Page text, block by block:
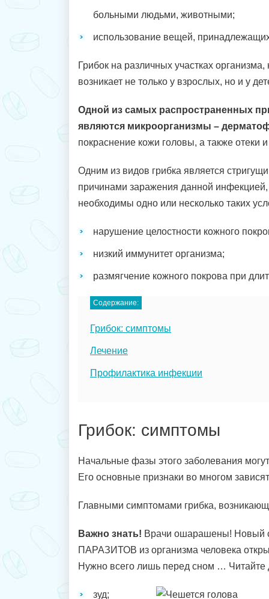
больными людьми, животными;
использование вещей,
Грибок на различных участках
возникает не только у взрослых, но и у
Одной из самых распространенных
являются микроорганизмы –
покраснение кожи головы, а также отеки
Одним из видов грибка является
причинами заражения данной
необходимы одно или несколько таких
нарушение целостности кожного
низкий иммунитет организма;
размягчение кожного покрова при
Содержание:
Грибок: симптомы
Лечение
Профилактика инфекции
Грибок: симптомы
Начальные фазы этого заболевания
Его основные признаки во многом
Главными симптомами грибка,
Важно знать! Врачи ошарашены! Новый
ПАРАЗИТОВ из организма человека
Нужно всего лишь перед сном … Читайте
зуд;